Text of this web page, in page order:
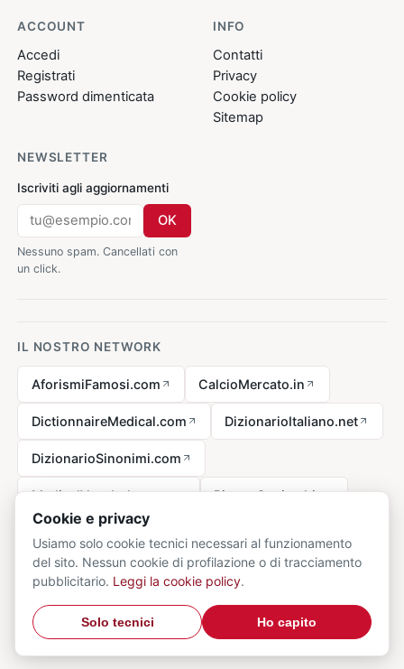
ACCOUNT
Accedi
Registrati
Password dimenticata
INFO
Contatti
Privacy
Cookie policy
Sitemap
NEWSLETTER
Iscriviti agli aggiornamenti
OK
Nessuno spam. Cancellati con
un click.
IL NOSTRO NETWORK
AforismiFamosi.com CalcioMercato.in
DictionnaireMedical.com DizionarioItaliano.net
DizionarioSinonimi.com
MedicalVocabulary.org RicetteCucina.biz
Avviso legale ai sensi della legge n. 62 del 07.03.2001
© 2026 VocabolarioMedico.com - tutti i diritti riservati. Privacy
Cookie·Contatti
Cookie e privacy
Usiamo solo cookie tecnici necessari al funzionamento
del sito. Nessun cookie di profilazione o di tracciamento
pubblicitario. Leggi la cookie policy.
Solo tecnici Ho capito